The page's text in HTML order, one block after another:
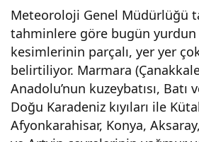
Meteoroloji Genel Müdürlüğü
tahminlere göre bugün yurdun
kesimlerinin parçalı, yer yer
belirtiliyor. Marmara
Anadolu’nun kuzeybatısı, Batı
Doğu Karadeniz kıyıları ile
Afyonkarahisar, Konya,
iç
ve
doğ